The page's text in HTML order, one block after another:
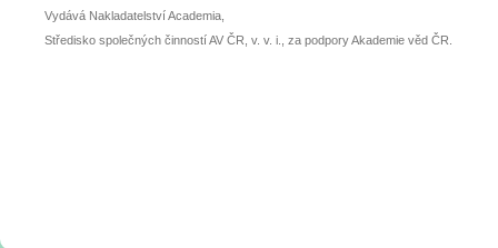
Vydává Nakladatelství Academia,
Středisko společných činností AV ČR, v. v. i., za podpory Akademie věd ČR.